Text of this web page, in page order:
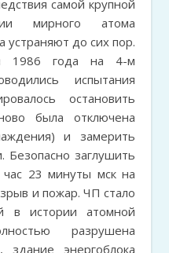
самой крупной
мирного атома
устраняют до сих пор.
1986 года на 4-м
испытания
остановить
была отключена
и замерить
Безопасно заглушить
23 минуты мск на
и пожар. ЧП стало
в истории атомной
разрушена
здание энергоблока